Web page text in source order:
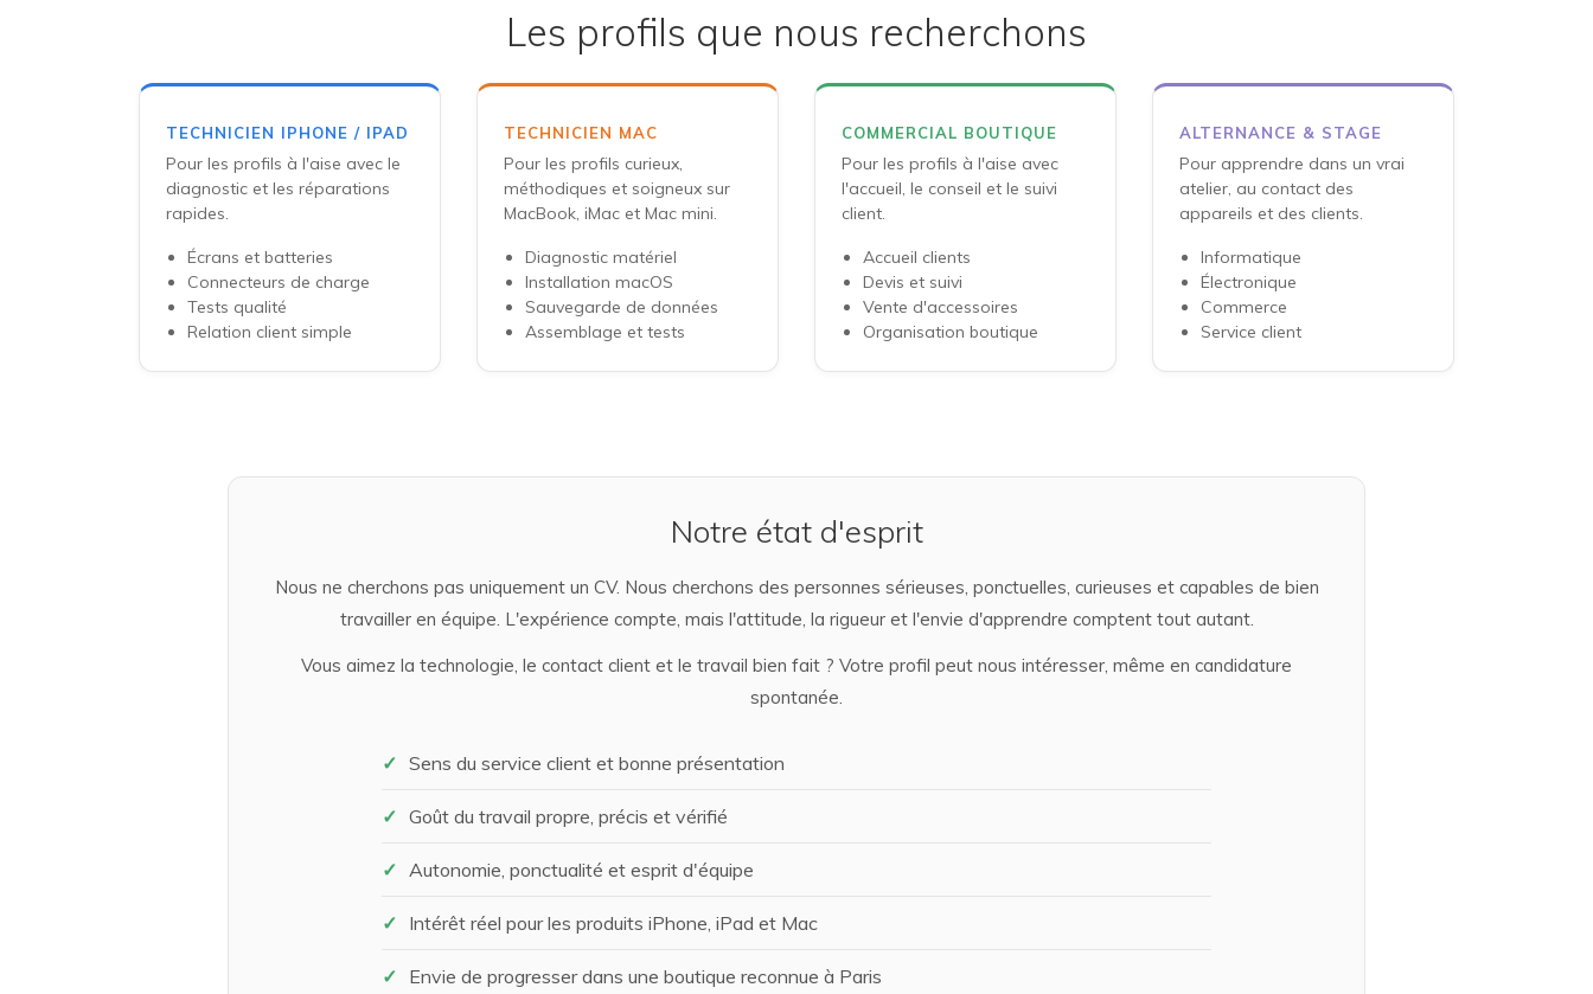
Les profils que nous recherchons
TECHNICIEN IPHONE / IPAD
Pour les profils à l'aise avec le
diagnostic et les réparations
rapides.
Écrans et batteries
Connecteurs de charge
Tests qualité
Relation client simple
TECHNICIEN MAC
Pour les profils curieux,
méthodiques et soigneux sur
MacBook, iMac et Mac mini.
Diagnostic matériel
Installation macOS
Sauvegarde de données
Assemblage et tests
COMMERCIAL BOUTIQUE
Pour les profils à l'aise avec
l'accueil, le conseil et le suivi
client.
Accueil clients
Devis et suivi
Vente d'accessoires
Organisation boutique
ALTERNANCE & STAGE
Pour apprendre dans un vrai
atelier, au contact des
appareils et des clients.
Informatique
Électronique
Commerce
Service client
Notre état d'esprit
Nous ne cherchons pas uniquement un CV. Nous cherchons des personnes sérieuses, ponctuelles, curieuses et capables de bien
travailler en équipe. L'expérience compte, mais l'attitude, la rigueur et l'envie d'apprendre comptent tout autant.
Vous aimez la technologie, le contact client et le travail bien fait ? Votre profil peut nous intéresser, même en candidature
spontanée.
Sens du service client et bonne présentation
Goût du travail propre, précis et vérifié
Autonomie, ponctualité et esprit d'équipe
Intérêt réel pour les produits iPhone, iPad et Mac
Envie de progresser dans une boutique reconnue à Paris